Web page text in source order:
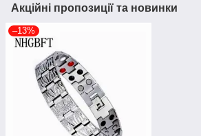
Акційні пропозиції та новинки
–13%